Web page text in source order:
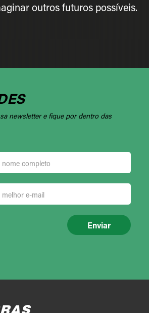
outros futuros possíveis.
newsletter e fique por dentro das
Enviar